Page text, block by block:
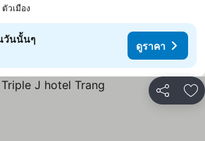
ตัวเมือง
วันนั้นๆ
ดูราคา
แชร์ เ